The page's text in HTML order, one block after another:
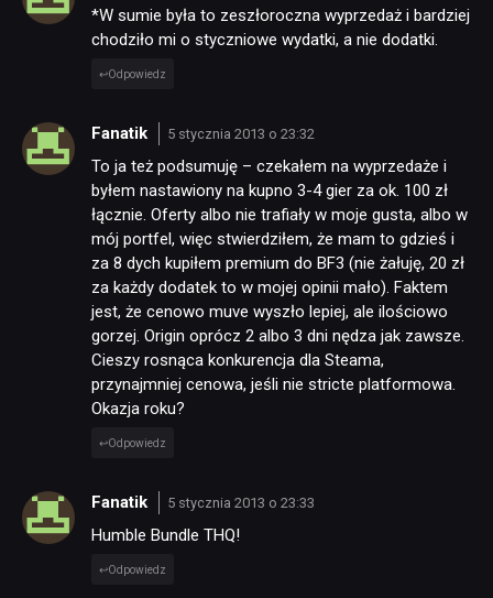
*W sumie była to zeszłoroczna wyprzedaż i bardziej
chodziło mi o styczniowe wydatki, a nie dodatki.
Odpowiedz
Fanatik 5 stycznia 2013 o 23:32
To ja też podsumuję – czekałem na wyprzedaże i
byłem nastawiony na kupno 3-4 gier za ok. 100 zł
łącznie. Oferty albo nie trafiały w moje gusta, albo w
mój portfel, więc stwierdziłem, że mam to gdzieś i
za 8 dych kupiłem premium do BF3 (nie żałuję, 20 zł
za każdy dodatek to w mojej opinii mało). Faktem
jest, że cenowo muve wyszło lepiej, ale ilościowo
gorzej. Origin oprócz 2 albo 3 dni nędza jak zawsze.
Cieszy rosnąca konkurencja dla Steama,
przynajmniej cenowa, jeśli nie stricte platformowa.
Okazja roku?
Odpowiedz
Fanatik 5 stycznia 2013 o 23:33
Humble Bundle THQ!
Odpowiedz